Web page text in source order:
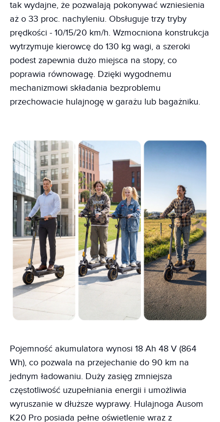
tak wydajne, że pozwalają pokonywać wzniesienia
aż o 33 proc. nachyleniu. Obsługuje trzy tryby
prędkości - 10/15/20 km/h. Wzmocniona konstrukcja
wytrzymuje kierowcę do 130 kg wagi, a szeroki
podest zapewnia dużo miejsca na stopy, co
poprawia równowagę. Dzięki wygodnemu
mechanizmowi składania bezproblemu
przechowacie hulajnogę w garażu lub bagażniku.
Pojemność akumulatora wynosi 18 Ah 48 V (864
Wh), co pozwala na przejechanie do 90 km na
jednym ładowaniu. Duży zasięg zmniejsza
częstotliwość uzupełniania energii i umożliwia
wyruszanie w dłuższe wyprawy. Hulajnoga Ausom
K20 Pro posiada pełne oświetlenie wraz z